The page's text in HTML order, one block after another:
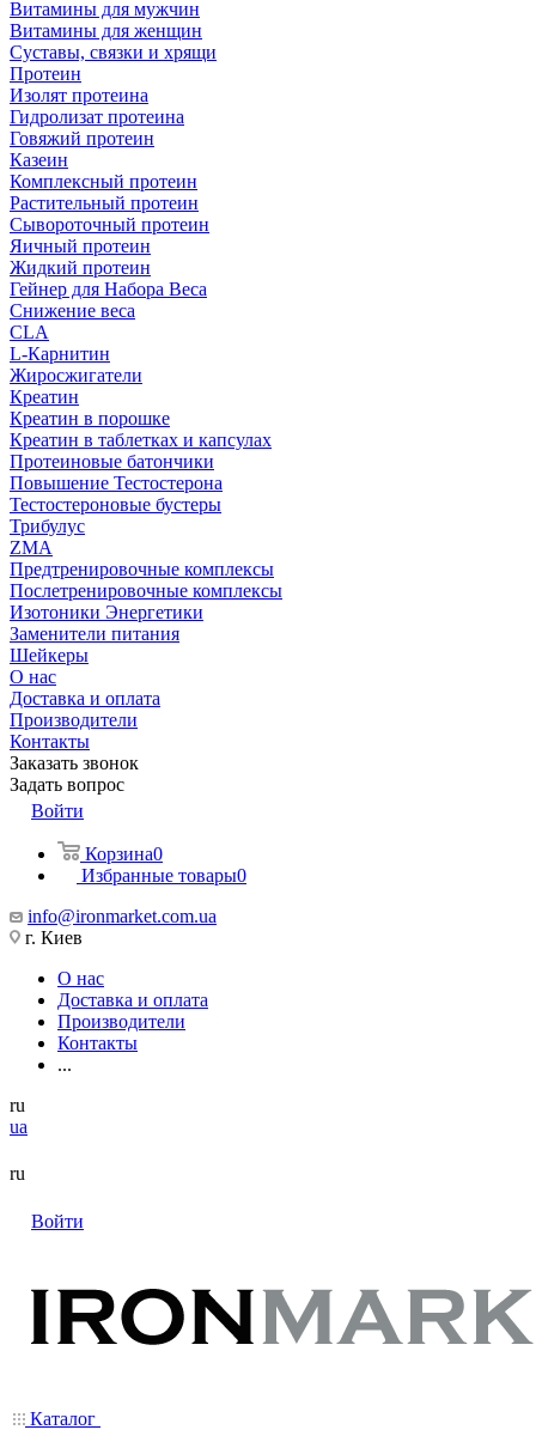
Витамины для мужчин
Витамины для женщин
Суставы, связки и хрящи
Протеин
Изолят протеина
Гидролизат протеина
Говяжий протеин
Казеин
Комплексный протеин
Растительный протеин
Сывороточный протеин
Яичный протеин
Жидкий протеин
Гейнер для Набора Веса
Снижение веса
CLA
L-Карнитин
Жиросжигатели
Креатин
Креатин в порошке
Креатин в таблетках и капсулах
Протеиновые батончики
Повышение Тестостерона
Тестостероновые бустеры
Трибулус
ZMA
Предтренировочные комплексы
Послетренировочные комплексы
Изотоники Энергетики
Заменители питания
Шейкеры
О нас
Доставка и оплата
Производители
Контакты
Заказать звонок
Задать вопрос
Войти
Корзина0
Избранные товары0
info@ironmarket.com.ua
г. Киев
О нас
Доставка и оплата
Производители
Контакты
...
ru
ua
ru
Войти
Каталог